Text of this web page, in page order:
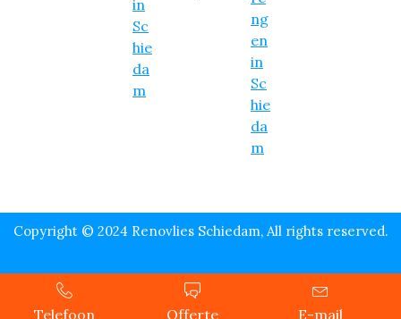
Copyright © 2024 Renovlies Schiedam, All rights reserved.
Telefoon Offerte E-mail